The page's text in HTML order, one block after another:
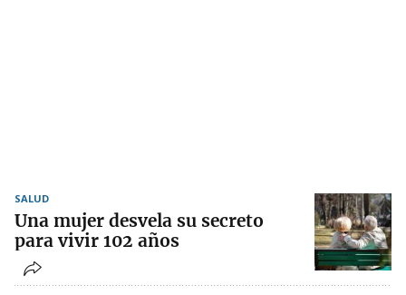
SALUD
Una mujer desvela su secreto
para vivir 102 años